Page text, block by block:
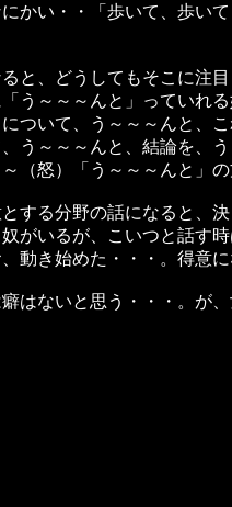
にかい・・「歩いて、歩い
と、どうしてもそこに注
う～～～んと」っていれ
について、う～～～んと、
う～～～んと、結論を、
（怒）「う～～～んと」
する分野の話になると、
がいるが、こいつと話す
、動き始めた・・・。得意
はないと思う・・・。が